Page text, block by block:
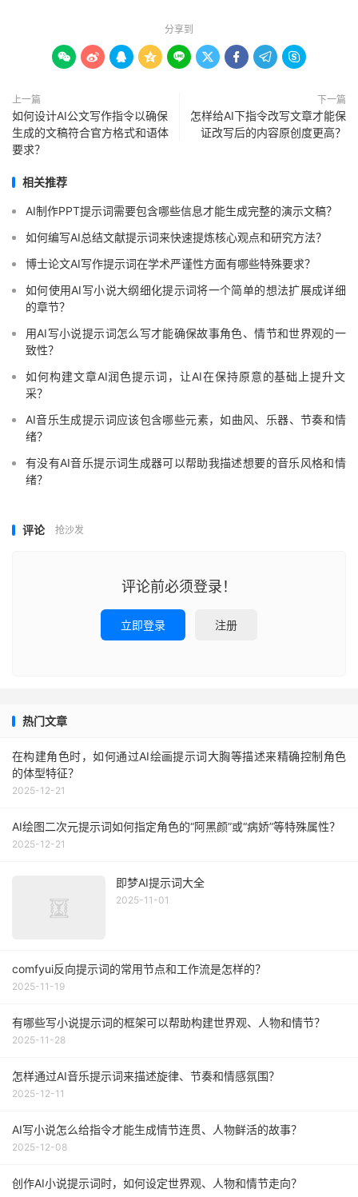
分享到
        
上一篇
如何设计AI公文写作指令以确保
生成的文稿符合官方格式和语体
要求？
下一篇
怎样给AI下指令改写文章才能保
证改写后的内容原创度更高？
相关推荐
AI制作PPT提示词需要包含哪些信息才能生成完整的演示文稿？
如何编写AI总结文献提示词来快速提炼核心观点和研究方法？
博士论文AI写作提示词在学术严谨性方面有哪些特殊要求？
如何使用AI写小说大纲细化提示词将一个简单的想法扩展成详细
的章节？
用AI写小说提示词怎么写才能确保故事角色、情节和世界观的一
致性？
如何构建文章AI润色提示词，让AI在保持原意的基础上提升文
采？
AI音乐生成提示词应该包含哪些元素，如曲风、乐器、节奏和情
绪？
有没有AI音乐提示词生成器可以帮助我描述想要的音乐风格和情
绪？
评论 抢沙发
评论前必须登录！
立即登录 注册
热门文章
在构建角色时，如何通过AI绘画提示词大胸等描述来精确控制角色
的体型特征？
2025-12-21
AI绘图二次元提示词如何指定角色的“阿黑颜”或“病娇”等特殊属性？
2025-12-21
即梦AI提示词大全
2025-11-01
comfyui反向提示词的常用节点和工作流是怎样的？
2025-11-19
有哪些写小说提示词的框架可以帮助构建世界观、人物和情节？
2025-11-28
怎样通过AI音乐提示词来描述旋律、节奏和情感氛围？
2025-12-11
AI写小说怎么给指令才能生成情节连贯、人物鲜活的故事？
2025-12-08
创作AI小说提示词时，如何设定世界观、人物和情节走向？